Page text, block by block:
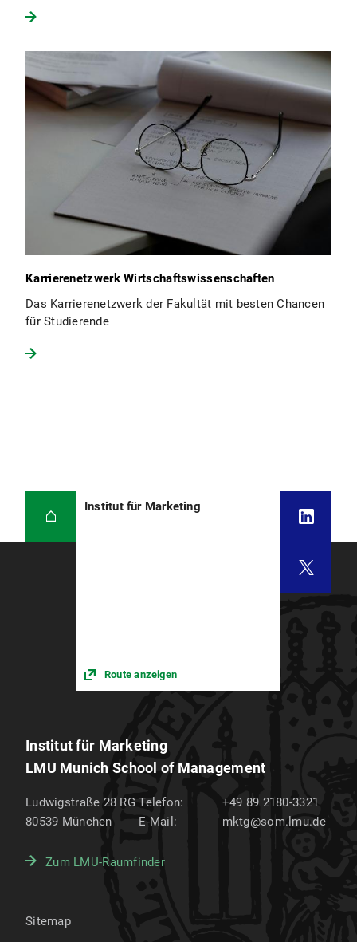
Karrierenetzwerk Wirtschaftswissenschaften
Das Karrierenetzwerk der Fakultät mit besten Chancen
für Studierende
Institut für Marketing
Route anzeigen
Institut für Marketing
LMU Munich School of Management
Ludwigstraße 28 RG
80539 München
Telefon:
+49 89 2180-3321
E-Mail:
mktg@som.lmu.de
Zum LMU-Raumfinder
Sitemap